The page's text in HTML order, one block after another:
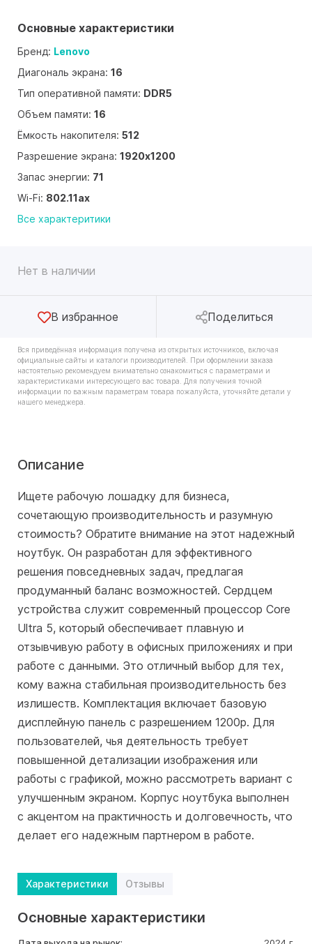
Основные характеристики
Бренд: Lenovo
Диагональ экрана: 16
Тип оперативной памяти: DDR5
Объем памяти: 16
Ёмкость накопителя: 512
Разрешение экрана: 1920x1200
Запас энергии: 71
Wi-Fi: 802.11ax
Все характеритики
Нет в наличии
В избранное Поделиться
Вся приведённая информация получена из открытых источников, включая
официальные сайты и каталоги производителей. При оформлении заказа
настоятельно рекомендуем внимательно ознакомиться с параметрами и
характеристиками интересующего вас товара. Для получения точной
информации по важным параметрам товара пожалуйста, уточняйте детали у
нашего менеджера.
Описание
Ищете рабочую лошадку для бизнеса,
сочетающую производительность и разумную
стоимость? Обратите внимание на этот надежный
ноутбук. Он разработан для эффективного
решения повседневных задач, предлагая
продуманный баланс возможностей. Сердцем
устройства служит современный процессор Core
Ultra 5, который обеспечивает плавную и
отзывчивую работу в офисных приложениях и при
работе с данными. Это отличный выбор для тех,
кому важна стабильная производительность без
излишеств. Комплектация включает базовую
дисплейную панель с разрешением 1200p. Для
пользователей, чья деятельность требует
повышенной детализации изображения или
работы с графикой, можно рассмотреть вариант с
улучшенным экраном. Корпус ноутбука выполнен
с акцентом на практичность и долговечность, что
делает его надежным партнером в работе.
Характеристики Отзывы
Основные характеристики